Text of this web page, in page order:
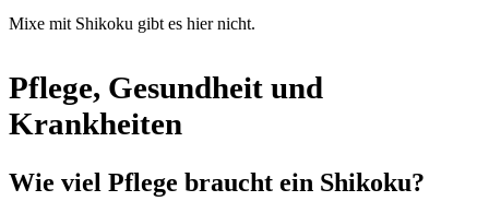
Mixe mit Shikoku gibt es hier nicht.
Pflege, Gesundheit und
Krankheiten
Wie viel Pflege braucht ein Shikoku?